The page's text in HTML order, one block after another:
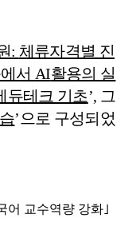
: 체류자격별 진
서 AI활용의 실
듀테크 기초’, 그
’ 으로 구성되었
어 교수역량 강화 ｣